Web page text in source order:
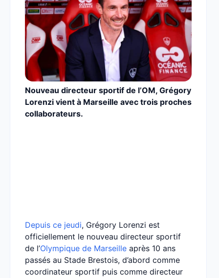
Nouveau directeur sportif de l’OM, Grégory
Lorenzi vient à Marseille avec trois proches
collaborateurs.
Depuis ce jeudi, Grégory Lorenzi est
officiellement le nouveau directeur sportif
de l’Olympique de Marseille après 10 ans
passés au Stade Brestois, d’abord comme
coordinateur sportif puis comme directeur